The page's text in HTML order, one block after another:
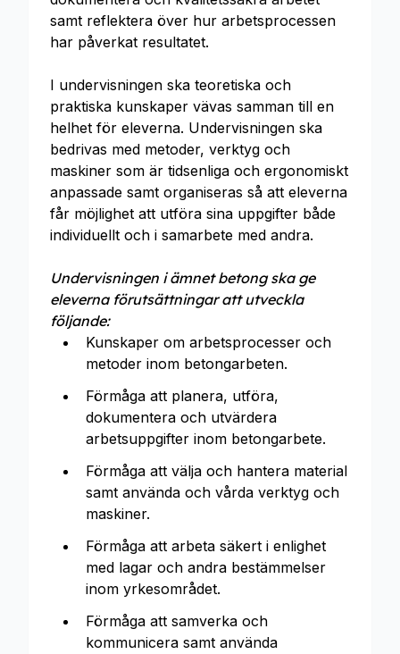
samt reflektera över hur arbetsprocessen
har påverkat resultatet.
I undervisningen ska teoretiska och
praktiska kunskaper vävas samman till en
helhet för eleverna. Undervisningen ska
bedrivas med metoder, verktyg och
maskiner som är tidsenliga och ergonomiskt
anpassade samt organiseras så att eleverna
får möjlighet att utföra sina uppgifter både
individuellt och i samarbete med andra.
Undervisningen i ämnet betong ska ge
eleverna förutsättningar att utveckla
följande:
Kunskaper om arbetsprocesser och
metoder inom betongarbeten.
Förmåga att planera, utföra,
dokumentera och utvärdera
arbetsuppgifter inom betongarbete.
Förmåga att välja och hantera material
samt använda och vårda verktyg och
maskiner.
Förmåga att arbeta säkert i enlighet
med lagar och andra bestämmelser
inom yrkesområdet.
Förmåga att samverka och
kommunicera samt använda